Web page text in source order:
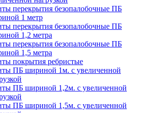
перекрытия безопалобочные ПБ
1 метр
перекрытия безопалобочные ПБ
1,2 метра
перекрытия безопалобочные ПБ
1,5 метра
покрытия ребристые
ПБ шириной 1м. с увеличенной
ПБ шириной 1,2м. с увеличенной
ПБ шириной 1,5м. с увеличенной